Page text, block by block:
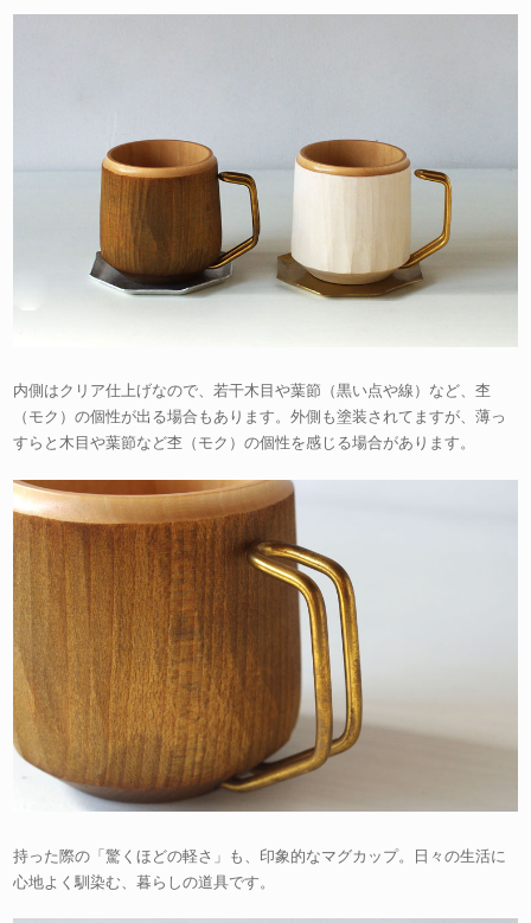
内側はクリア仕上げなので、若干木目や葉節（黒い点や線）など、杢
（モク）の個性が出る場合もあります。外側も塗装されてますが、薄っ
すらと木目や葉節など杢（モク）の個性を感じる場合があります。
持った際の「驚くほどの軽さ」も、印象的なマグカップ。日々の生活に
心地よく馴染む、暮らしの道具です。